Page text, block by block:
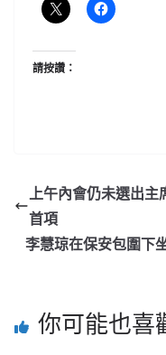
請按讚：
上午內會仍未選出主
首項
李慧琼在保安包圍下
你可能也喜